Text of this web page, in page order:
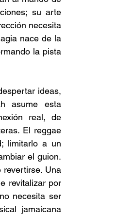
su arte
necesita
nace de la
la pista
ideas,
asume esta
real, de
El reggae
limitarlo a un
el guion.
revertirse. Una
revitalizar por
necesita ser
jamaicana